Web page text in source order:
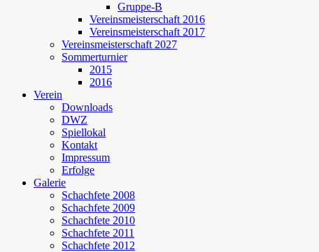
Gruppe-B
Vereinsmeisterschaft 2016
Vereinsmeisterschaft 2017
Vereinsmeisterschaft 2027
Sommerturnier
2015
2016
Verein
Downloads
DWZ
Spiellokal
Kontakt
Impressum
Erfolge
Galerie
Schachfete 2008
Schachfete 2009
Schachfete 2010
Schachfete 2011
Schachfete 2012